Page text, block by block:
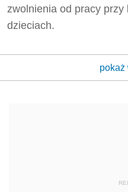
zwolnienia od pracy przy
dzieciach.
pokaż